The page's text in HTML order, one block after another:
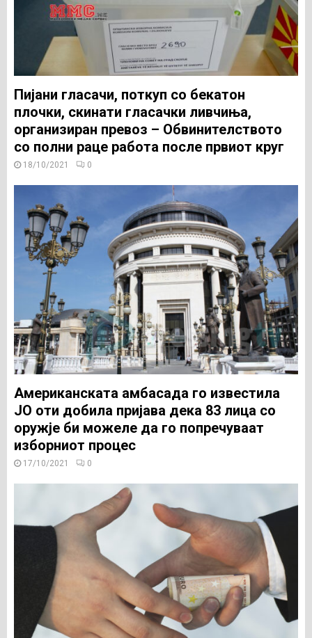
Пијани гласачи, поткуп со бекатон
плочки, скинати гласачки ливчиња,
организиран превоз – Обвинителството
со полни раце работа после првиот круг
18/10/2021 0
Американската амбасада го известила
ЈО оти добила пријава дека 83 лица со
оружје би можеле да го попречуваат
изборниот процес
17/10/2021 0